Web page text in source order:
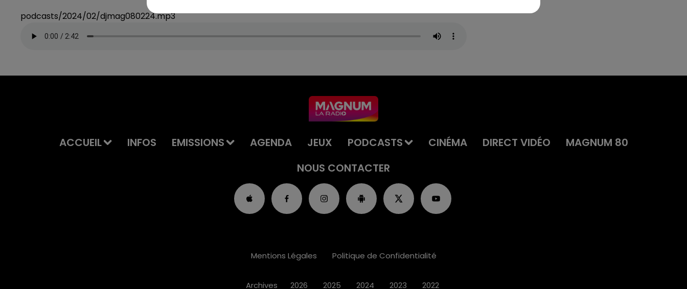
podcasts/2024/02/djmag080224.mp3
ACCUEIL INFOS EMISSIONS AGENDA JEUX PODCASTS CINÉMA DIRECT VIDÉO
MAGNUM 80
NOUS CONTACTER
Mentions Légales Politique de Confidentialité
Archives 2026 2025 2024 2023 2022